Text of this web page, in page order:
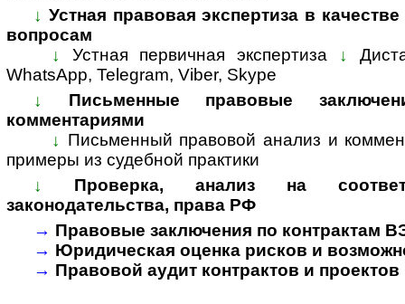
↓ Устная правовая экспертиза в
вопросам
↓
Устная первичная экспертиза ↓
WhatsApp, Telegram, Viber, Skype
↓
Письменные правовые
комментариями
↓ Письменный правовой анализ и
примеры из судебной практики
↓
Проверка, анализ на
законодательства, права РФ
→ Правовые заключения по контрактам
→ Юридическая оценка рисков и
→ Правовой аудит контрактов и